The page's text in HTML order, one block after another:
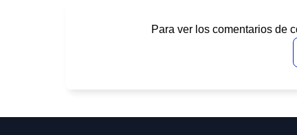
Para ver los comentarios de